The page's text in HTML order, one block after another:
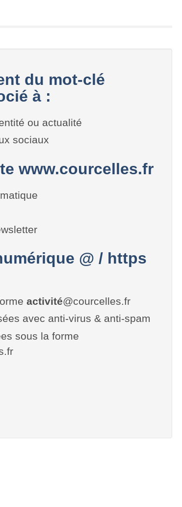
du mot-clé
à :
ou actualité
sociaux
www.courcelles.fr
@ / https
activité@courcelles.fr
avec anti-virus & anti-spam
sous la forme